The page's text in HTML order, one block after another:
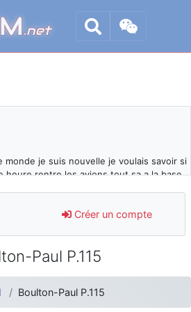
.net
monde je suis nouvelle je voulais savoir si
heure rentre les avions tout sa a la base
quelques blocages du site ces derniers
contre le spam et les bots trop nocifs
bannière
> lesquels ? je ne suis pas sûr de
Créer un compte
Paul P.115
Boulton-Paul P.115